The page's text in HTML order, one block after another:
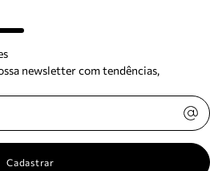
newsletter com tendências,
Cadastrar